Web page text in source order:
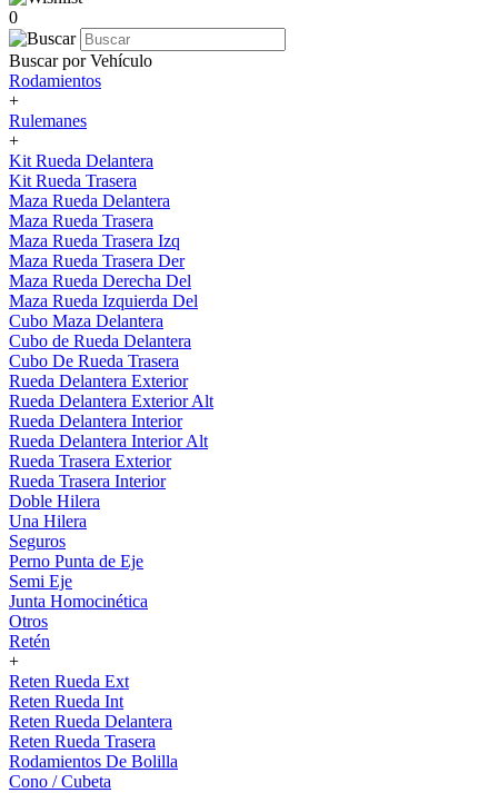
0
Buscar por Vehículo
Rodamientos
+
Rulemanes
+
Kit Rueda Delantera
Kit Rueda Trasera
Maza Rueda Delantera
Maza Rueda Trasera
Maza Rueda Trasera Izq
Maza Rueda Trasera Der
Maza Rueda Derecha Del
Maza Rueda Izquierda Del
Cubo Maza Delantera
Cubo de Rueda Delantera
Cubo De Rueda Trasera
Rueda Delantera Exterior
Rueda Delantera Exterior Alt
Rueda Delantera Interior
Rueda Delantera Interior Alt
Rueda Trasera Exterior
Rueda Trasera Interior
Doble Hilera
Una Hilera
Seguros
Perno Punta de Eje
Semi Eje
Junta Homocinética
Otros
Retén
+
Reten Rueda Ext
Reten Rueda Int
Reten Rueda Delantera
Reten Rueda Trasera
Rodamientos De Bolilla
Cono / Cubeta